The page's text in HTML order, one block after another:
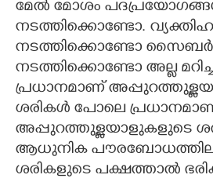
മേൽ മോശം
നടത്തിക്കൊണ്ടോ.
നടത്തിക്കൊണ്ടോ സൈബർ
നടത്തിക്കൊണ്ടോ അല്ല
പ്രധാനമാണ്
ശരികൾ പോലെ
അപ്പുറത്തുള്ളയാളുകളുടെ
ആധുനിക
ശരികളുടെ പക്ഷത്താൽ